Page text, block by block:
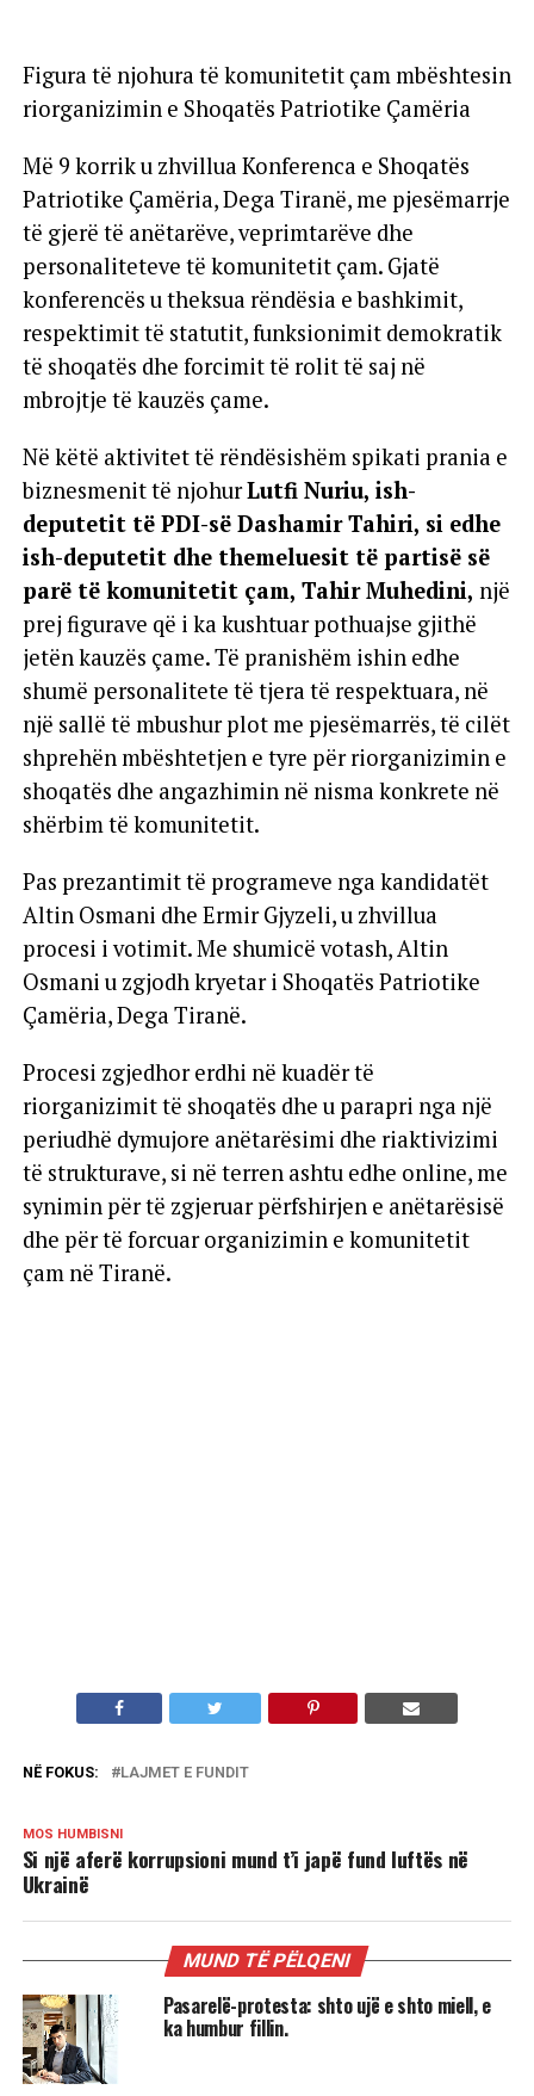
Figura të njohura të komunitetit çam mbështesin
riorganizimin e Shoqatës Patriotike Çamëria
Më 9 korrik u zhvillua Konferenca e Shoqatës
Patriotike Çamëria, Dega Tiranë, me pjesëmarrje
të gjerë të anëtarëve, veprimtarëve dhe
personaliteteve të komunitetit çam. Gjatë
konferencës u theksua rëndësia e bashkimit,
respektimit të statutit, funksionimit demokratik
të shoqatës dhe forcimit të rolit të saj në
mbrojtje të kauzës çame.
Në këtë aktivitet të rëndësishëm spikati prania e
biznesmenit të njohurLutfi Nuriu, ish-
deputetit të PDI-së Dashamir Tahiri, si edhe
ish-deputetit dhe themeluesit të partisë së
parë të komunitetit çam, Tahir Muhedini, një
prej figurave që i ka kushtuar pothuajse gjithë
jetën kauzës çame. Të pranishëm ishin edhe
shumë personalitete të tjera të respektuara, në
një sallë të mbushur plot me pjesëmarrës, të cilët
shprehën mbështetjen e tyre për riorganizimin e
shoqatës dhe angazhimin në nisma konkrete në
shërbim të komunitetit.
Pas prezantimit të programeve nga kandidatët
Altin Osmani dhe Ermir Gjyzeli, u zhvillua
procesi i votimit. Me shumicë votash, Altin
Osmani u zgjodh kryetar i Shoqatës Patriotike
Çamëria, Dega Tiranë.
Procesi zgjedhor erdhi në kuadër të
riorganizimit të shoqatës dhe u parapri nga një
periudhë dymujore anëtarësimi dhe riaktivizimi
të strukturave, si në terren ashtu edhe online, me
synimin për të zgjeruar përfshirjen e anëtarësisë
dhe për të forcuar organizimin e komunitetit
çam në Tiranë.
NË FOKUS: LAJMET E FUNDIT
MOS HUMBISNI
Si një aferë korrupsioni mund t’i japë fund luftës në
Ukrainë
MUND TË PËLQENI
Pasarelë-protesta: shto ujë e shto miell, e
ka humbur fillin.